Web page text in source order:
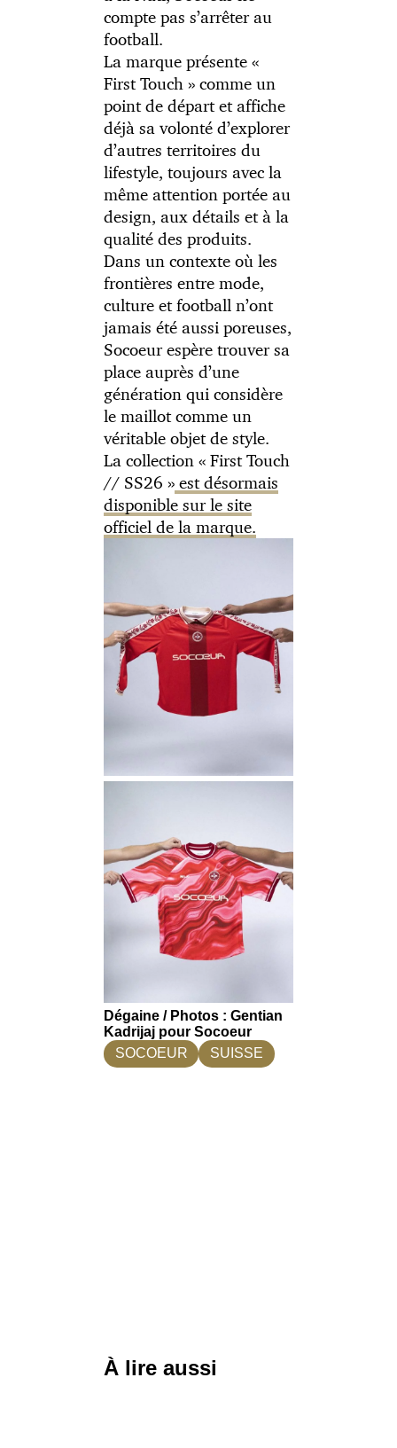
compte pas s’arrêter au
football.
La marque présente «
First Touch » comme un
point de départ et affiche
déjà sa volonté d’explorer
d’autres territoires du
lifestyle, toujours avec la
même attention portée au
design, aux détails et à la
qualité des produits.
Dans un contexte où les
frontières entre mode,
culture et football n’ont
jamais été aussi poreuses,
Socoeur espère trouver sa
place auprès d’une
génération qui considère
le maillot comme un
véritable objet de style.
La collection « First Touch
// SS26 »est désormais
disponible sur le site
officiel de la marque.
Dégaine / Photos : Gentian
Kadrijaj pour Socoeur
SOCOEUR
SUISSE
À lire aussi